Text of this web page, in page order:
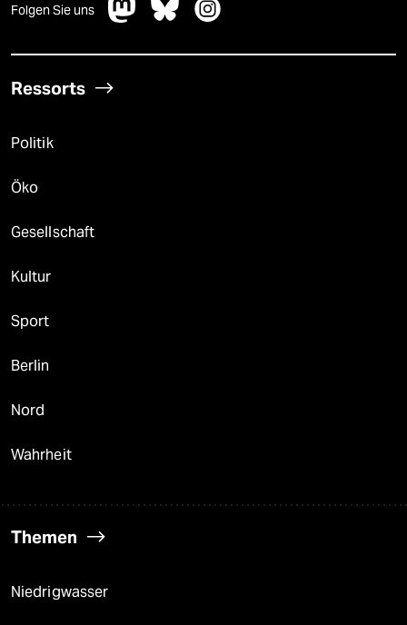
Folgen Sie uns
Ressorts
Politik
Öko
Gesellschaft
Kultur
Sport
Berlin
Nord
Wahrheit
Themen
Niedrigwasser